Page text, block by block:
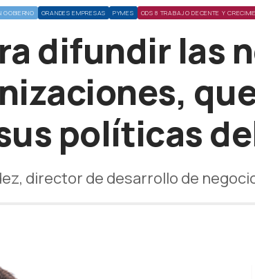
GOBIERNO GRANDES EMPRESAS PYMES ODS 8 TRABAJO DECENTE Y
difundir las
políticas
director de desarrollo de